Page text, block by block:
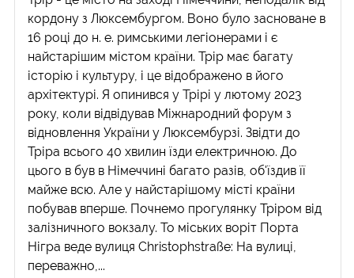
кордону з Люксембургом. Воно було засноване в
16 році до н. е. римськими легіонерами і є
найстарішим містом країни. Трір має багату
історію і культуру, і це відображено в його
архітектурі. Я опинився у Трірі у лютому 2023
року, коли відвідував Міжнародний форум з
відновлення України у Люксембурзі. Звідти до
Тріра всього 40 хвилин їзди електричною. До
цього в був в Німеччині багато разів, об'їздив її
майже всю. Але у найстарішому місті країни
побував вперше. Почнемо прогулянку Тріром від
залізничного вокзалу. То міських воріт Порта
Нігра веде вулиця Christophstraße: На вулиці,
переважно,...